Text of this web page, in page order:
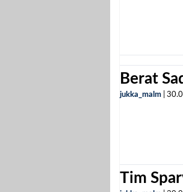
Berat
jukka_malm
Tim